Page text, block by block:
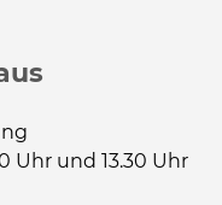
Uhr und 13.30 Uhr